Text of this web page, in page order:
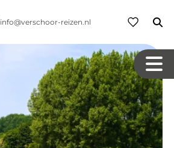
info@verschoor-reizen.nl